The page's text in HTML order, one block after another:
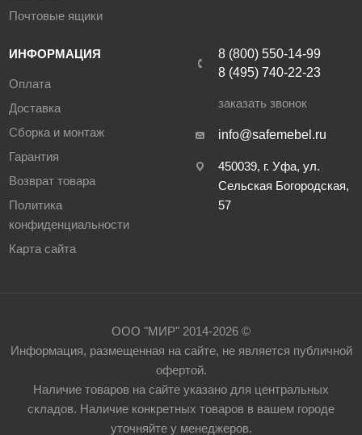
Почтовые ящики
ИНФОРМАЦИЯ
Оплата
Доставка
Сборка и монтаж
Гарантия
Возврат товара
Политика
конфиденциальности
Карта сайта
8 (800) 550-14-99
8 (495) 740-22-23
заказать звонок
info@safemebel.ru
450039, г. Уфа, ул.
Сельская Богородская,
57
ООО "МИР" 2014-2026 ©
Информация, размещенная на сайте, не является публичной
офертой.
Наличие товаров на сайте указано для центральных
складов. Наличие конкретных товаров в вашем городе
уточняйте у менеджеров.